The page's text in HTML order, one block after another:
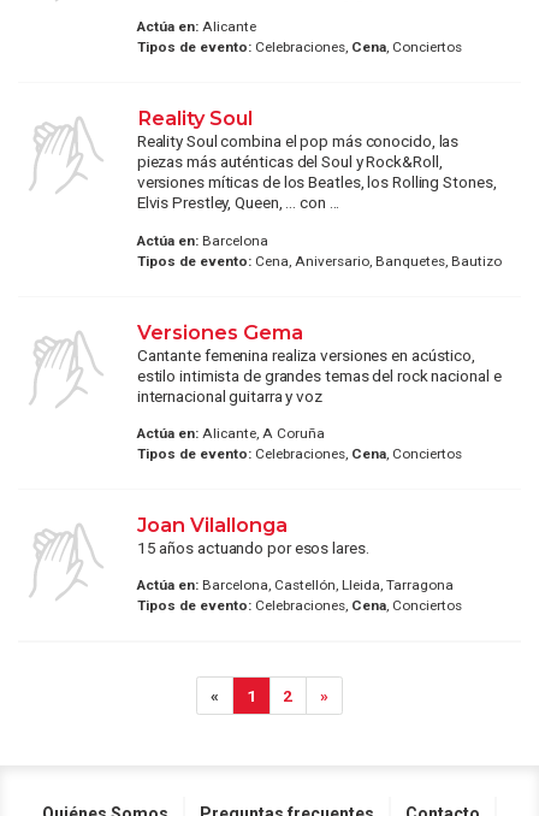
Actúa en:Alicante
Tipos de evento:Celebraciones, Cena, Conciertos
Reality Soul
Reality Soul combina el pop más conocido, las
piezas más auténticas del Soul y Rock&Roll,
versiones míticas de los Beatles, los Rolling Stones,
Elvis Prestley, Queen, ... con ...
Actúa en:Barcelona
Tipos de evento:Cena, Aniversario, Banquetes, Bautizo
Versiones Gema
Cantante femenina realiza versiones en acústico,
estilo intimista de grandes temas del rock nacional e
internacional guitarra y voz
Actúa en:Alicante, A Coruña
Tipos de evento:Celebraciones, Cena, Conciertos
Joan Vilallonga
15 años actuando por esos lares.
Actúa en:Barcelona, Castellón, Lleida, Tarragona
Tipos de evento:Celebraciones, Cena, Conciertos
« 1 2 »